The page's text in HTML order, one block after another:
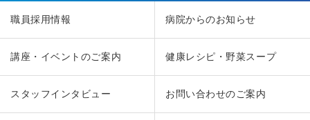
職員採用情報 病院からのお知らせ
講座・イベントのご案内 健康レシピ・野菜スープ
スタッフインタビュー お問い合わせのご案内